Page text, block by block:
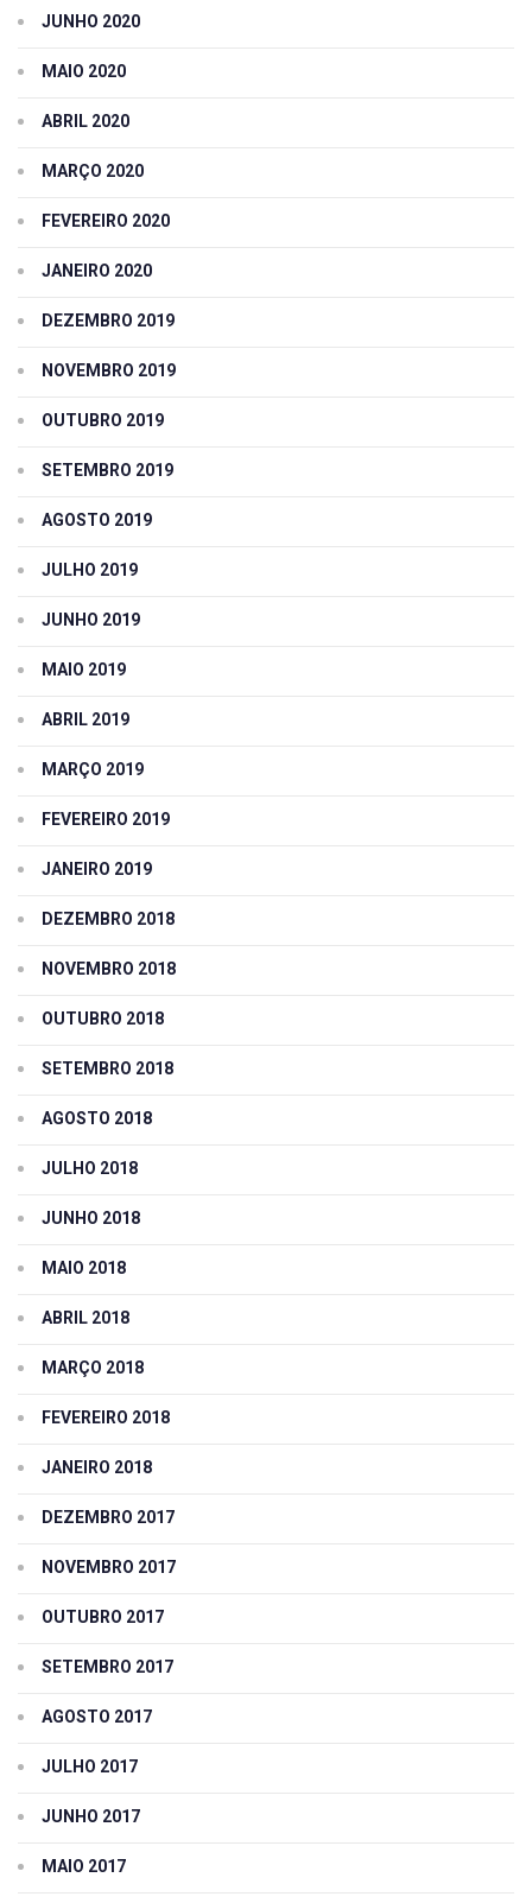
JUNHO 2020
MAIO 2020
ABRIL 2020
MARÇO 2020
FEVEREIRO 2020
JANEIRO 2020
DEZEMBRO 2019
NOVEMBRO 2019
OUTUBRO 2019
SETEMBRO 2019
AGOSTO 2019
JULHO 2019
JUNHO 2019
MAIO 2019
ABRIL 2019
MARÇO 2019
FEVEREIRO 2019
JANEIRO 2019
DEZEMBRO 2018
NOVEMBRO 2018
OUTUBRO 2018
SETEMBRO 2018
AGOSTO 2018
JULHO 2018
JUNHO 2018
MAIO 2018
ABRIL 2018
MARÇO 2018
FEVEREIRO 2018
JANEIRO 2018
DEZEMBRO 2017
NOVEMBRO 2017
OUTUBRO 2017
SETEMBRO 2017
AGOSTO 2017
JULHO 2017
JUNHO 2017
MAIO 2017